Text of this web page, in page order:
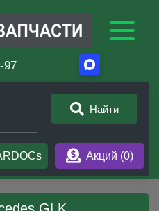
97
Найти
Акций (0)